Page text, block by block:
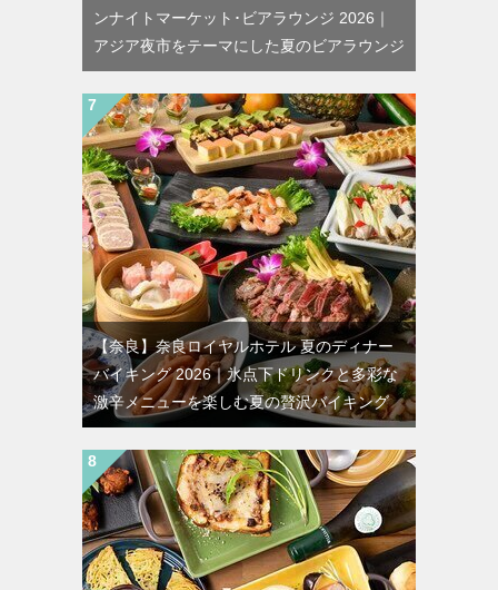
ンナイトマーケット･ビアラウンジ 2026｜
アジア夜市をテーマにした夏のビアラウンジ
【奈良】奈良ロイヤルホテル 夏のディナー
バイキング 2026｜氷点下ドリンクと多彩な
激辛メニューを楽しむ夏の贅沢バイキング